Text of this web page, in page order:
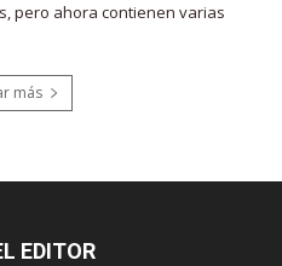
pero ahora contienen varias
más
EDITOR